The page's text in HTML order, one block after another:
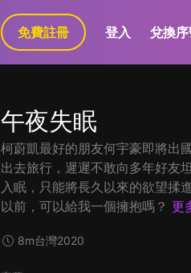
免費註冊 登入 兌換
午夜失眠
柯蔚凱最好的朋友何宇豪即將出
出去旅行，遲遲不敢向多年好友
入眠，只能將長久以來的欲望揉
以前，可以給我一個擁抱嗎？ 更
8m台灣2020